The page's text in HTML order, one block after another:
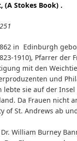
(A Stokes Book) .
in Edinburgh
1910), Pfarrer
mit den
und
lebte sie auf der
Da Frauen nicht
of St. Andrews ab
William Burney